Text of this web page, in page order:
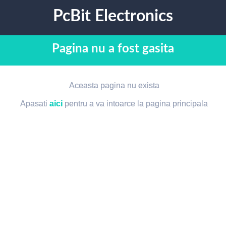
PcBit Electronics
Pagina nu a fost gasita
Aceasta pagina nu exista
Apasatiaici pentru a va intoarce la pagina principala